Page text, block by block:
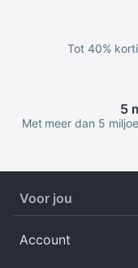
Tot 40%
5
Met meer dan 5
Voor jou
Account